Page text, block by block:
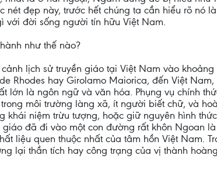
đẹp này, trước hết chúng ta cần hiểu rõ nó
với đời sống người tín hữu Việt Nam.
như thế nào?
lịch sử truyền giáo tại Việt Nam vào
Rhodes hay Girolamo Maiorica, đến Việt
lớn là ngôn ngữ và văn hóa. Phụng vụ chính
môi trường làng xã, ít người biết chữ, và
niệm trừu tượng, hoặc giữ nguyên hình
đã đi vào một con đường rất khôn Ngoan
liệu quen thuộc nhất của tâm hồn Việt Nam.
lại thần tích hay công trạng của vị thành